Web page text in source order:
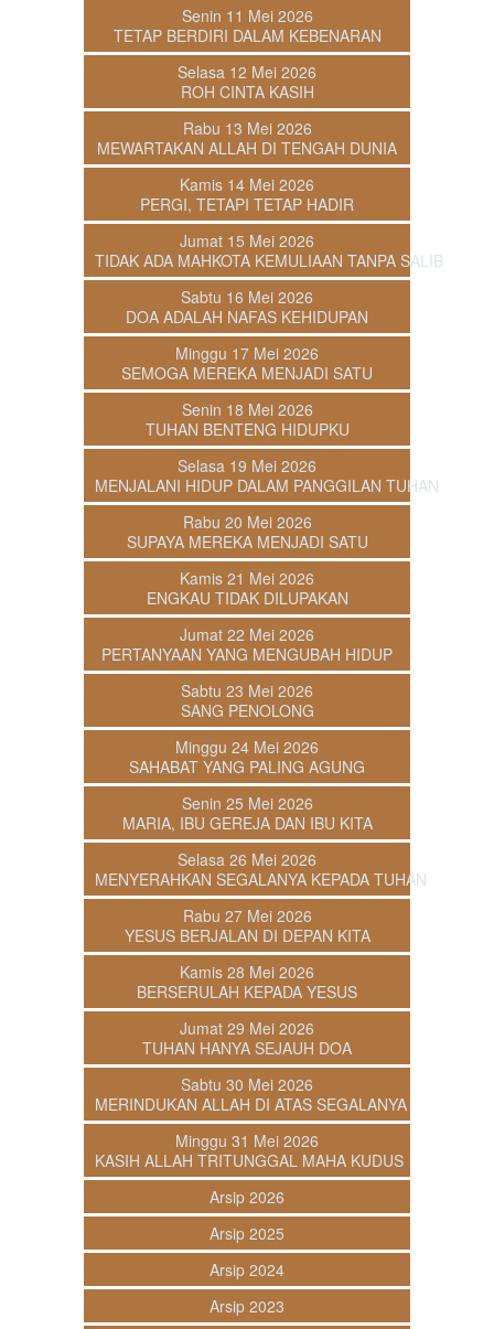
Senin 11 Mei 2026
TETAP BERDIRI DALAM KEBENARAN
Selasa 12 Mei 2026
ROH CINTA KASIH
Rabu 13 Mei 2026
MEWARTAKAN ALLAH DI TENGAH DUNIA
Kamis 14 Mei 2026
PERGI, TETAPI TETAP HADIR
Jumat 15 Mei 2026
TIDAK ADA MAHKOTA KEMULIAAN TANPA SALIB
Sabtu 16 Mei 2026
DOA ADALAH NAFAS KEHIDUPAN
Minggu 17 Mei 2026
SEMOGA MEREKA MENJADI SATU
Senin 18 Mei 2026
TUHAN BENTENG HIDUPKU
Selasa 19 Mei 2026
MENJALANI HIDUP DALAM PANGGILAN TUHAN
Rabu 20 Mei 2026
SUPAYA MEREKA MENJADI SATU
Kamis 21 Mei 2026
ENGKAU TIDAK DILUPAKAN
Jumat 22 Mei 2026
PERTANYAAN YANG MENGUBAH HIDUP
Sabtu 23 Mei 2026
SANG PENOLONG
Minggu 24 Mei 2026
SAHABAT YANG PALING AGUNG
Senin 25 Mei 2026
MARIA, IBU GEREJA DAN IBU KITA
Selasa 26 Mei 2026
MENYERAHKAN SEGALANYA KEPADA TUHAN
Rabu 27 Mei 2026
YESUS BERJALAN DI DEPAN KITA
Kamis 28 Mei 2026
BERSERULAH KEPADA YESUS
Jumat 29 Mei 2026
TUHAN HANYA SEJAUH DOA
Sabtu 30 Mei 2026
MERINDUKAN ALLAH DI ATAS SEGALANYA
Minggu 31 Mei 2026
KASIH ALLAH TRITUNGGAL MAHA KUDUS
Arsip 2026
Arsip 2025
Arsip 2024
Arsip 2023